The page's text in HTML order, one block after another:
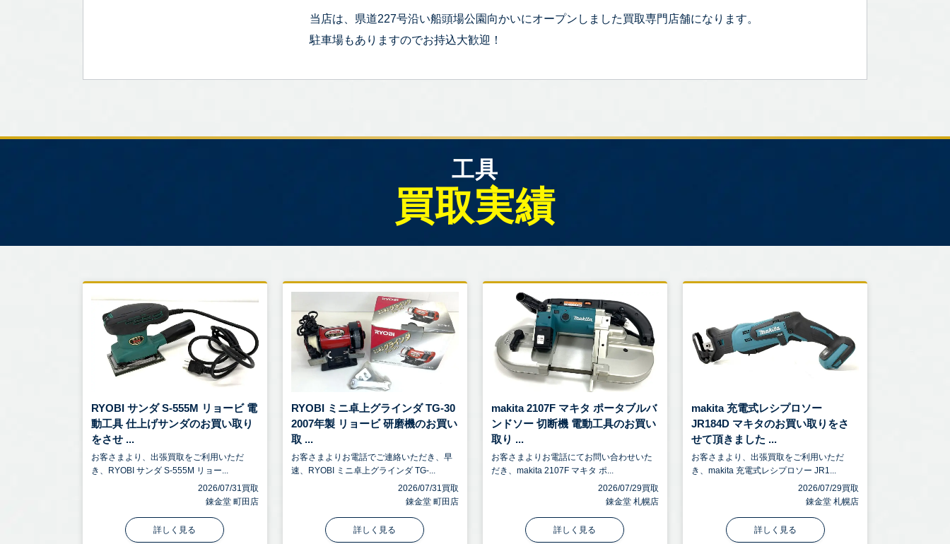
当店は、県道227号沿い船頭場公園向かいにオープンしました買取専門店舗になります。
駐車場もありますのでお持込大歓迎！
工具
買取実績
RYOBI サンダ S-555M リョービ 電
動工具 仕上げサンダのお買い取り
をさせ ...
お客さまより、出張買取をご利用いただ
き、RYOBI サンダ S-555M リョー...
2026/07/31買取
錬金堂 町田店
詳しく見る
RYOBI ミニ卓上グラインダ TG-30
2007年製 リョービ 研磨機のお買い
取 ...
お客さまよりお電話でご連絡いただき、早
速、RYOBI ミニ卓上グラインダ TG-...
2026/07/31買取
錬金堂 町田店
詳しく見る
makita 2107F マキタ ポータブルバ
ンドソー 切断機 電動工具のお買い
取り ...
お客さまよりお電話にてお問い合わせいた
だき、makita 2107F マキタ ポ...
2026/07/29買取
錬金堂 札幌店
詳しく見る
makita 充電式レシプロソー
JR184D マキタのお買い取りをさ
せて頂きました ...
お客さまより、出張買取をご利用いただ
き、makita 充電式レシプロソー JR1...
2026/07/29買取
錬金堂 札幌店
詳しく見る